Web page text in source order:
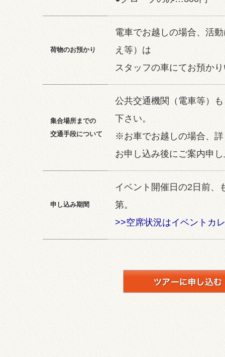
荷物のお預かり
電車でお越しの場合、活
え等）は
スタッフの車にてお預か
集合場所までの
交通手段について
公共交通機関（電車等）
下さい。
※お車でお越しの場合、
お申し込み後にご案内申
申し込み期間
イベント開催日の2日前、
第。
>>空席状況はイベントカ